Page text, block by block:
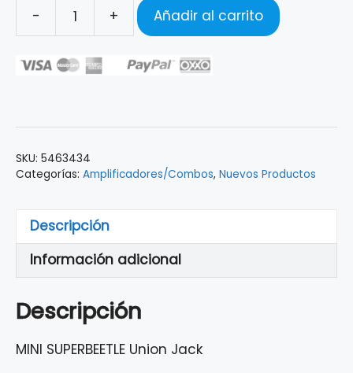
-
MINI
VOX
1X10
cantidad
+ Añadir al carrito
SKU: 5463434
Categorías: Amplificadores/Combos, Nuevos Productos
Descripción
Información adicional
Descripción
MINI SUPERBEETLE Union Jack